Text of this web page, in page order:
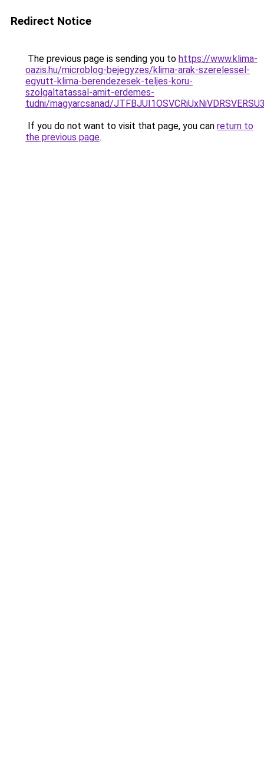
Redirect Notice
The previous page is sending you to https://www.klima-
oazis.hu/microblog-bejegyzes/klima-arak-szerelessel-
egyutt-klima-berendezesek-teljes-koru-
szolgaltatassal-amit-erdemes-
tudni/magyarcsanad/
If you do not want to visit that page, you can return to
the previous page.